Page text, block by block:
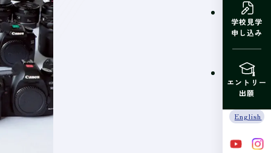
学校見学
申し込み
エントリー
出願
English